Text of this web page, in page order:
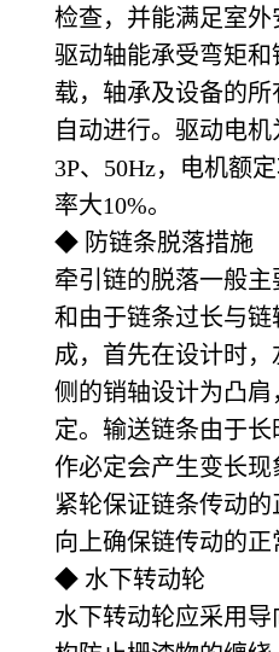
检查，并能满足室外
驱动轴能承受弯矩
载，轴承及设备的
自动进行。驱动电机
3P、50Hz，电机额
率大10%。
◆ 防链条脱落措施
牵引链的脱落一般
和由于链条过长与
成，首先在设计时
侧的销轴设计为凸肩
定。输送链条由于
作必定会产生变长
紧轮保证链条传动
向上确保链传动的正
◆ 水下转动轮
水下转动轮应采用